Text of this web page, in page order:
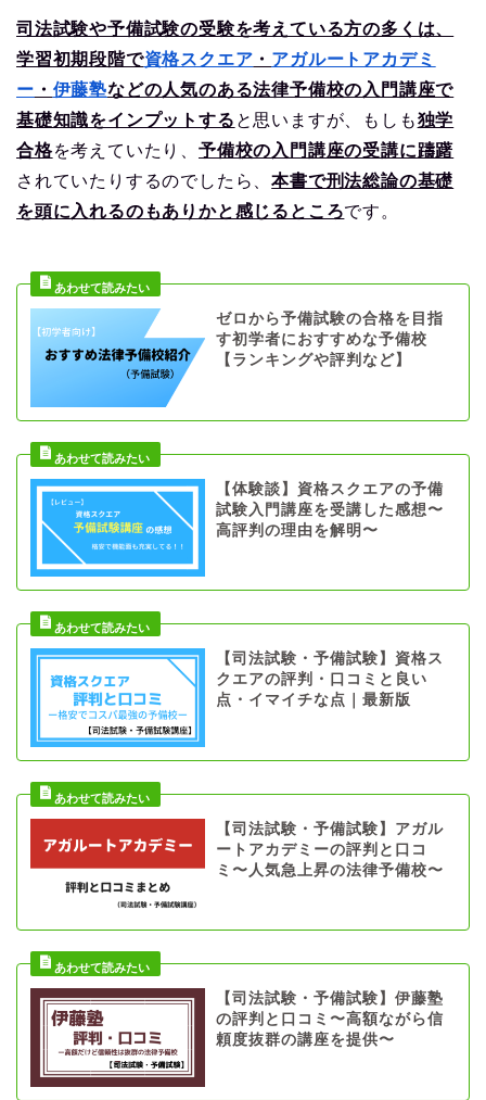
司法試験や予備試験の受験を考えている方の多くは、
学習初期段階で資格スクエア ・ アガルートアカデミ
ー ・ 伊藤塾などの人気のある法律予備校の入門講座で
基礎知識をインプットする と思いますが、もしも独学
合格を考えていたり、予備校の入門講座の受講に躊躇
されていたりするのでしたら、本書で刑法総論の基礎
を頭に入れるのもありかと感じるところです。
ゼロから予備試験の合格を目指
す初学者におすすめな予備校
【ランキングや評判など】
【体験談】資格スクエアの予備
試験入門講座を受講した感想〜
高評判の理由を解明〜
【司法試験・予備試験】資格ス
クエアの評判・口コミと良い
点・イマイチな点｜最新版
【司法試験・予備試験】アガル
ートアカデミーの評判と口コ
ミ〜人気急上昇の法律予備校〜
【司法試験・予備試験】伊藤塾
の評判と口コミ〜高額ながら信
頼度抜群の講座を提供〜